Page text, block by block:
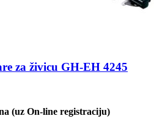
za živicu GH-EH 4245
(uz On-line registraciju)